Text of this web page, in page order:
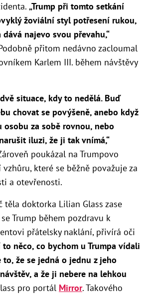
„Trump při tomto setkání
žoviální styl potřesení rukou,
najevo svou převahu,“
přitom nedávno zacloumal
Karlem III. během návštěvy
situace, kdy to nedělá. Buď
chovat se povýšeně, anebo když
osobu za sobě rovnou, nebo
iluzi, že ji tak vnímá,“
poukázal na Trumpovo
které se běžně považuje za
a otevřenosti.
těla doktorka Lilian Glass zase
Trump během pozdravu k
přátelsky naklání, přivírá oči
to něco, co bychom u Trumpa vídali
to, že se jedná o jednu z jeho
a že ji nebere na lehkou
pro portál Mirror. Takového